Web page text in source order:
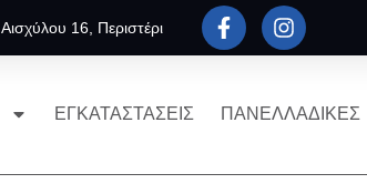
Αισχύλου 16, Περιστέρι
ΕΓΚΑΤΑΣΤΑΣΕΙΣ ΠΑΝΕΛΛΑΔΙΚΕΣ